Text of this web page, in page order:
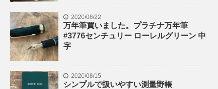
2020/08/22
万年筆買いました。プラチナ万年筆
#3776センチュリー ローレルグリーン 中
字
2020/08/15
シンプルで扱いやすい測量野帳